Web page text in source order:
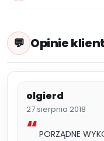
Opinie
olgierd
27 sierpnia 2018
PORZĄDNE